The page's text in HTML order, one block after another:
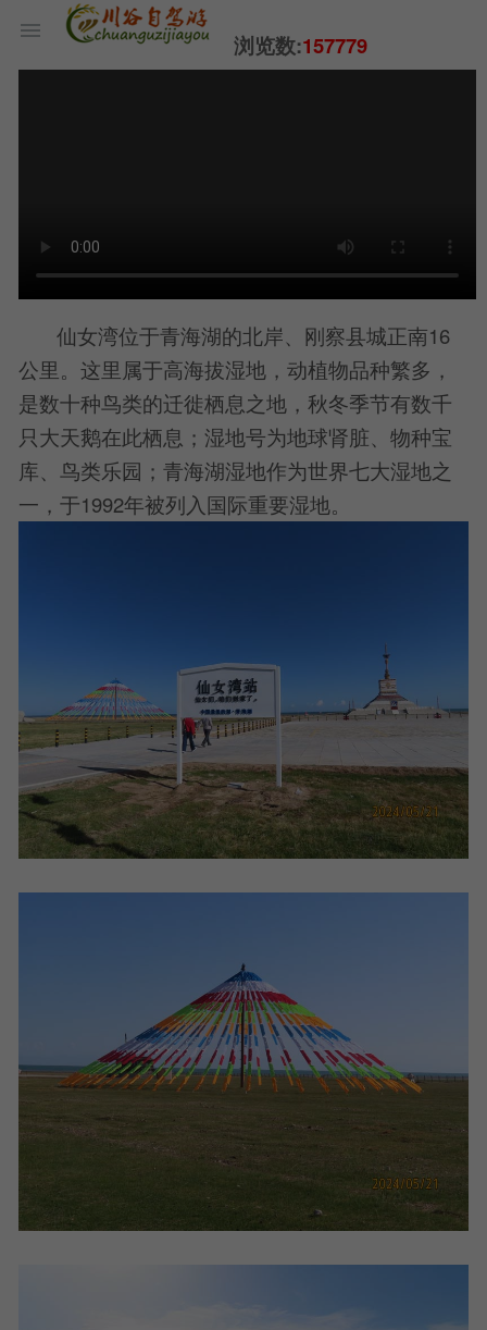
浏览数:157779
仙女湾位于青海湖的北岸、刚察县城正南16
公里。这里属于高海拔湿地，动植物品种繁多，
是数十种鸟类的迁徙栖息之地，秋冬季节有数千
只大天鹅在此栖息；湿地号为地球肾脏、物种宝
库、鸟类乐园；青海湖湿地作为世界七大湿地之
一，于1992年被列入国际重要湿地。